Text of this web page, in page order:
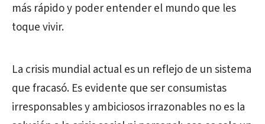
más rápido y poder entender el mundo que les
toque vivir.
La crisis mundial actual es un reflejo de un sistema
que fracasó. Es evidente que ser consumistas
irresponsables y ambiciosos irrazonables no es la